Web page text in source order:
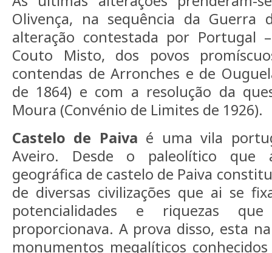
Olivença, na sequência da Guerra
alteração contestada por Portugal
Couto Misto, dos povos
contendas de Arronches e de
de 1864) e com a resolução da
Moura (Convénio de Limites de 1926).
Castelo de Paiva é uma vila
Aveiro. Desde o paleolítico que
geográfica de castelo de Paiva
de diversas civilizações que ai se
potencialidades e riquezas
proporcionava. A prova disso, esta
monumentos megalíticos